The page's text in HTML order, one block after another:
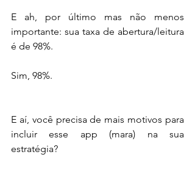
E ah, por último mas não menos
importante: sua taxa de abertura/leitura
é de 98%.
Sim, 98%.
E aí, você precisa de mais motivos para
incluir esse app (mara) na sua
estratégia?